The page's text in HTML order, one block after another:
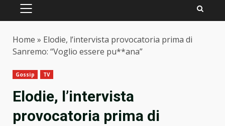
PRIMARY
Home » Elodie, l’intervista provocatoria prima di
Sanremo: “Voglio essere pu**ana”
Gossip TV
Elodie, l’intervista
provocatoria prima di